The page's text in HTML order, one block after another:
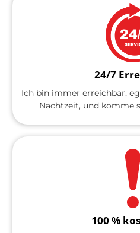
24/7
Ich bin immer erreichbar,
Nachtzeit, und komme
100 %